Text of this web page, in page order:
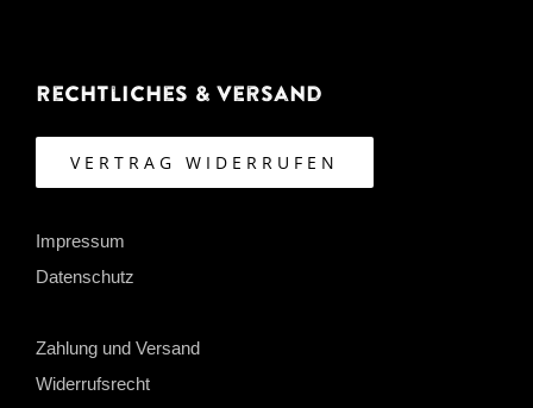
Rechtliches & Versand
VERTRAG WIDERRUFEN
Impressum
Datenschutz
Zahlung und Versand
Widerrufsrecht